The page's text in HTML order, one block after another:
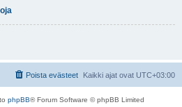
Kaikki ajat ovat UTC+03:00
Poista evästeet
phpBB® Forum Software © phpBB Limited